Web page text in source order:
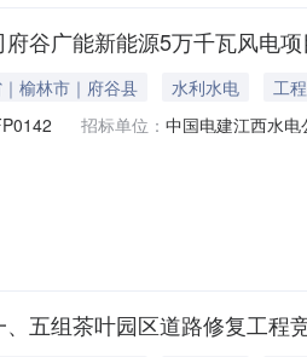
谷广能新能源5万千瓦风电
榆林市｜府谷县 水利水电
工程
招标单位： 中国电建江西水电
五组茶叶园区道路修复工程